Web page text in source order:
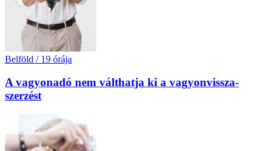
Belföld / 19 órája
A vagyonadó nem válthatja ki a vagyon­vissza­
szerzést